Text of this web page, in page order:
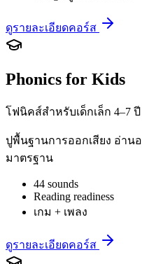
ดูรายละเอียดคอร์ส
Phonics for Kids
โฟนิคส์สำหรับเด็กเล็ก 4–7 ปี
ปูพื้นฐานการออกเสียง อ่านอ
มาตรฐาน
44 sounds
Reading readiness
เกม + เพลง
ดูรายละเอียดคอร์ส